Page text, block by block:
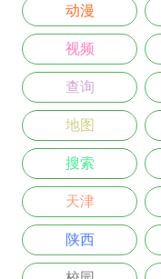
动漫
视频
查询
地图
搜索
天津
陕西